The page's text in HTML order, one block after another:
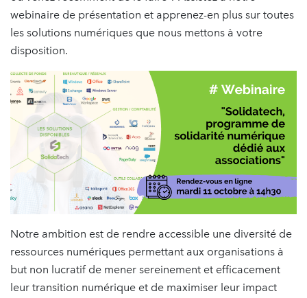
webinaire de présentation et apprenez-en plus sur toutes
les solutions numériques que nous mettons à votre
disposition.
Notre ambition est de rendre accessible une diversité de
ressources numériques permettant aux organisations à
but non lucratif de mener sereinement et efficacement
leur transition numérique et de maximiser leur impact